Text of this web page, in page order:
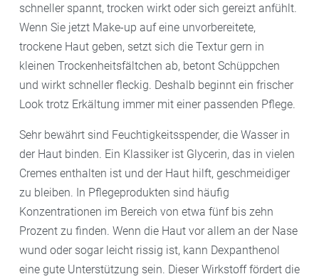
schneller spannt, trocken wirkt oder sich gereizt anfühlt.
Wenn Sie jetzt Make-up auf eine unvorbereitete,
trockene Haut geben, setzt sich die Textur gern in
kleinen Trockenheitsfältchen ab, betont Schüppchen
und wirkt schneller fleckig. Deshalb beginnt ein frischer
Look trotz Erkältung immer mit einer passenden Pflege.
Sehr bewährt sind Feuchtigkeitsspender, die Wasser in
der Haut binden. Ein Klassiker ist Glycerin, das in vielen
Cremes enthalten ist und der Haut hilft, geschmeidiger
zu bleiben. In Pflegeprodukten sind häufig
Konzentrationen im Bereich von etwa fünf bis zehn
Prozent zu finden. Wenn die Haut vor allem an der Nase
wund oder sogar leicht rissig ist, kann Dexpanthenol
eine gute Unterstützung sein. Dieser Wirkstoff fördert die